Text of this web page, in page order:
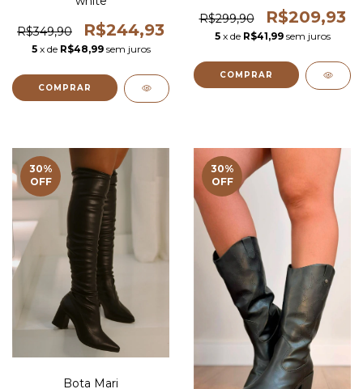
R$349,90 R$244,93
5 x de R$48,99 sem juros
COMPRAR
R$299,90 R$209,93
5 x de R$41,99 sem juros
COMPRAR
30%
OFF
Bota Mari
30%
OFF